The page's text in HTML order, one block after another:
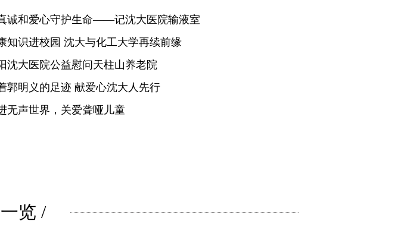
诚和爱心守护生命——记沈大医院输液室
知识进校园 沈大与化工大学再续前缘
沈大医院公益慰问天柱山养老院
郭明义的足迹 献爱心沈大人先行
无声世界，关爱聋哑儿童
览 /